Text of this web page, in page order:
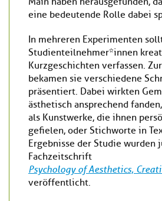
eine bedeutende Rolle dabei
In mehreren Experimenten
Studienteilnehmer*innen
Kurzgeschichten verfassen.
bekamen sie verschiedene
präsentiert. Dabei wirkten
ästhetisch ansprechend
als Kunstwerke, die ihnen
gefielen, oder Stichworte in
Ergebnisse der Studie wurden
Fachzeitschrift
Psychology of Aesthetics,
veröffentlicht.